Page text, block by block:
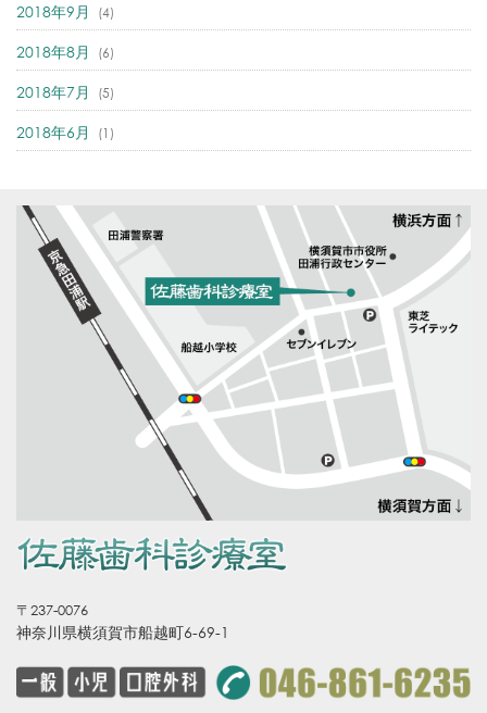
2018年9月 (4)
2018年8月 (6)
2018年7月 (5)
2018年6月 (1)
〒237-0076
神奈川県横須賀市船越町6-69-1